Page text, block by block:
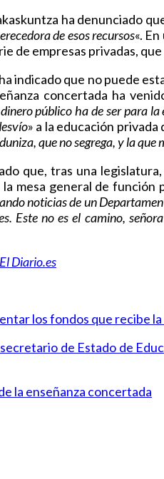
ha denunciado
de esos recursos«.
de empresas privadas, que
indicado que no puede
concertada ha
público ha de ser para
» a la educación
que no segrega, y la
que, tras una
mesa general de función
noticias de un
Este no es el camino,
El Diario.es
los fondos que recibe
de Estado de
la enseñanza concertada